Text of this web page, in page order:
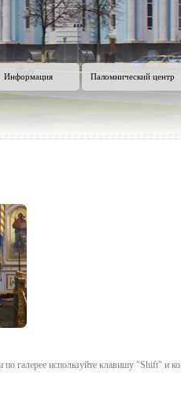
Информация Паломнический центр
по галерее используйте клавишу "Shift" и